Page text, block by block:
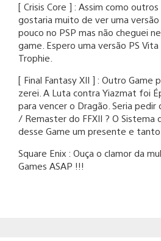
[ Crisis Core ] : Assim como
gostaria muito de ver uma versão
pouco no PSP mas não cheguei
game. Espero uma versão PS
Trophie.
[ Final Fantasy XII ] : Outro Game
zerei. A Luta contra Yiazmat foi
para vencer o Dragão. Seria pedir
/ Remaster do FFXII ? O Sistema
desse Game um presente e tanto.
Square Enix : Ouça o clamor da
Games ASAP !!!